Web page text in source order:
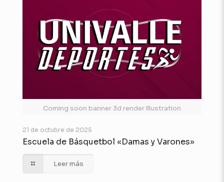
Coming soon banner 3d render illustration
21 de octubre de 2025
Escuela de Básquetbol «Damas y Varones»
Leer más